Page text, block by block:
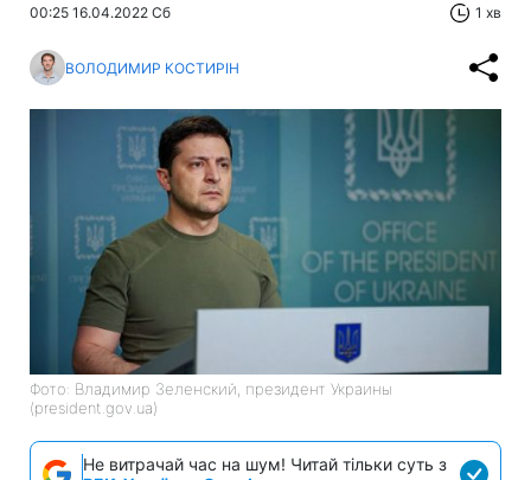
00:25 16.04.2022 Сб 1 хв
ВОЛОДИМИР КОСТИРІН
Фото: Владимир Зеленский, президент Украины
(president.gov.ua)
Не витрачай час на шум! Читай тільки суть з